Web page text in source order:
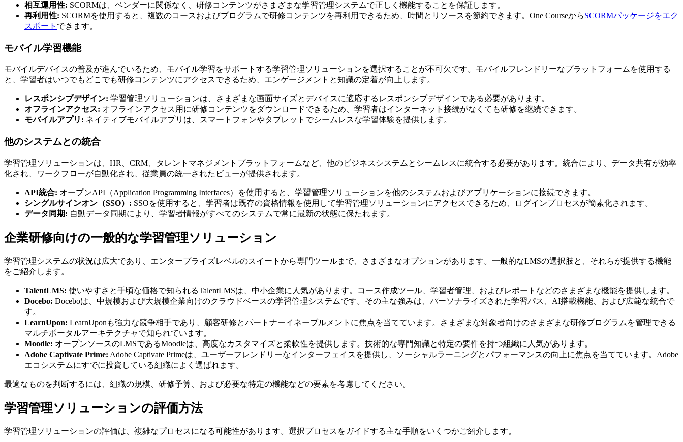
相互運用性: SCORMは、ベンダーに関係なく、研修コンテンツがさまざまな学習管理システムで正しく機能することを保証します。
再利用性: SCORMを使用すると、複数のコースおよびプログラムで研修コンテンツを再利用できるため、時間とリソースを節約できます。One CourseからSCORMパッケージをエク
スポート できます。
モバイル学習機能
モバイルデバイスの普及が進んでいるため、モバイル学習をサポートする学習管理ソリューションを選択することが不可欠です。モバイルフレンドリーなプラットフォームを使用する
と、学習者はいつでもどこでも研修コンテンツにアクセスできるため、エンゲージメントと知識の定着が向上します。
レスポンシブデザイン: 学習管理ソリューションは、さまざまな画面サイズとデバイスに適応するレスポンシブデザインである必要があります。
オフラインアクセス: オフラインアクセス用に研修コンテンツをダウンロードできるため、学習者はインターネット接続がなくても研修を継続できます。
モバイルアプリ: ネイティブモバイルアプリは、スマートフォンやタブレットでシームレスな学習体験を提供します。
他のシステムとの統合
学習管理ソリューションは、HR、CRM、タレントマネジメントプラットフォームなど、他のビジネスシステムとシームレスに統合する必要があります。統合により、データ共有が効率
化され、ワークフローが自動化され、従業員の統一されたビューが提供されます。
API統合: オープンAPI（Application Programming Interfaces）を使用すると、学習管理ソリューションを他のシステムおよびアプリケーションに接続できます。
シングルサインオン（SSO）: SSOを使用すると、学習者は既存の資格情報を使用して学習管理ソリューションにアクセスできるため、ログインプロセスが簡素化されます。
データ同期: 自動データ同期により、学習者情報がすべてのシステムで常に最新の状態に保たれます。
企業研修向けの一般的な学習管理ソリューション
学習管理システムの状況は広大であり、エンタープライズレベルのスイートから専門ツールまで、さまざまなオプションがあります。一般的なLMSの選択肢と、それらが提供する機能
をご紹介します。
TalentLMS: 使いやすさと手頃な価格で知られるTalentLMSは、中小企業に人気があります。コース作成ツール、学習者管理、およびレポートなどのさまざまな機能を提供します。
Docebo: Doceboは、中規模および大規模企業向けのクラウドベースの学習管理システムです。その主な強みは、パーソナライズされた学習パス、AI搭載機能、および広範な統合で
す。
LearnUpon: LearnUponも強力な競争相手であり、顧客研修とパートナーイネーブルメントに焦点を当てています。さまざまな対象者向けのさまざまな研修プログラムを管理できる
マルチポータルアーキテクチャで知られています。
Moodle: オープンソースのLMSであるMoodleは、高度なカスタマイズと柔軟性を提供します。技術的な専門知識と特定の要件を持つ組織に人気があります。
Adobe Captivate Prime: Adobe Captivate Primeは、ユーザーフレンドリーなインターフェイスを提供し、ソーシャルラーニングとパフォーマンスの向上に焦点を当てています。Adobe
エコシステムにすでに投資している組織によく選ばれます。
最適なものを判断するには、組織の規模、研修予算、および必要な特定の機能などの要素を考慮してください。
学習管理ソリューションの評価方法
学習管理ソリューションの評価は、複雑なプロセスになる可能性があります。選択プロセスをガイドする主な手順をいくつかご紹介します。